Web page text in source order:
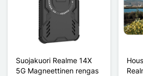
Suojakuori Realme 14X
5G Magneettinen rengas